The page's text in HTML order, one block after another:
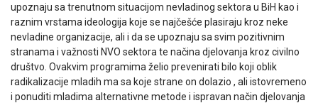
upoznaju sa trenutnom situacijom nevladinog sektora u BiH kao i
raznim vrstama ideologija koje se najčešće plasiraju kroz neke
nevladine organizacije, ali i da se upoznaju sa svim pozitivnim
stranama i važnosti NVO sektora te načina djelovanja kroz civilno
društvo. Ovakvim programima želio prevenirati bilo koji oblik
radikalizacije mladih ma sa koje strane on dolazio , ali istovremeno
i ponuditi mladima alternativne metode i ispravan način djelovanja